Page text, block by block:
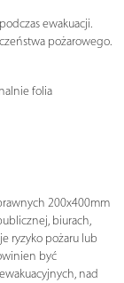
ewakuacji.
pożarowego.
folia
200x400mm
biurach,
ryzyko pożaru lub
być
nad